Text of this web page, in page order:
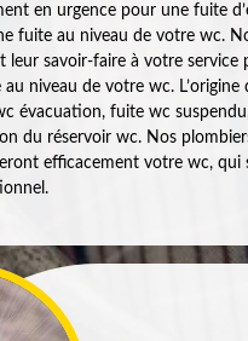
en urgence pour une fuite
fuite au niveau de votre wc.
leur savoir-faire à votre service
niveau de votre wc. L’origine
évacuation, fuite wc
du réservoir wc. Nos
efficacement votre wc, qui